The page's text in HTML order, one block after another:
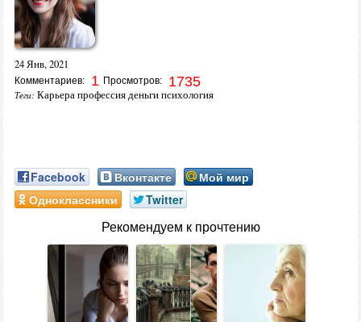
24 Янв, 2021
Комментариев: 1 Просмотров: 1735
Теги: Карьера профессия деньги психология
Facebook Вконтакте
Мой мир
Одноклассники
Twitter
Рекомендуем к прочтению